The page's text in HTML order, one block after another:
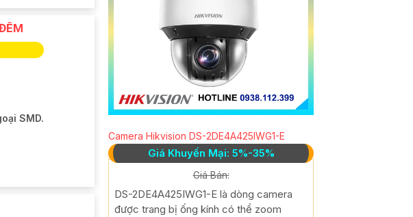
SMD.
Camera Hikvision DS-2DE4A425IWG1-E
Giá Khuyến Mại: 5%-35%
Giá Bán:
DS-2DE4A425IWG1-E là dòng camera
được trang bị ống kính có thể zoom